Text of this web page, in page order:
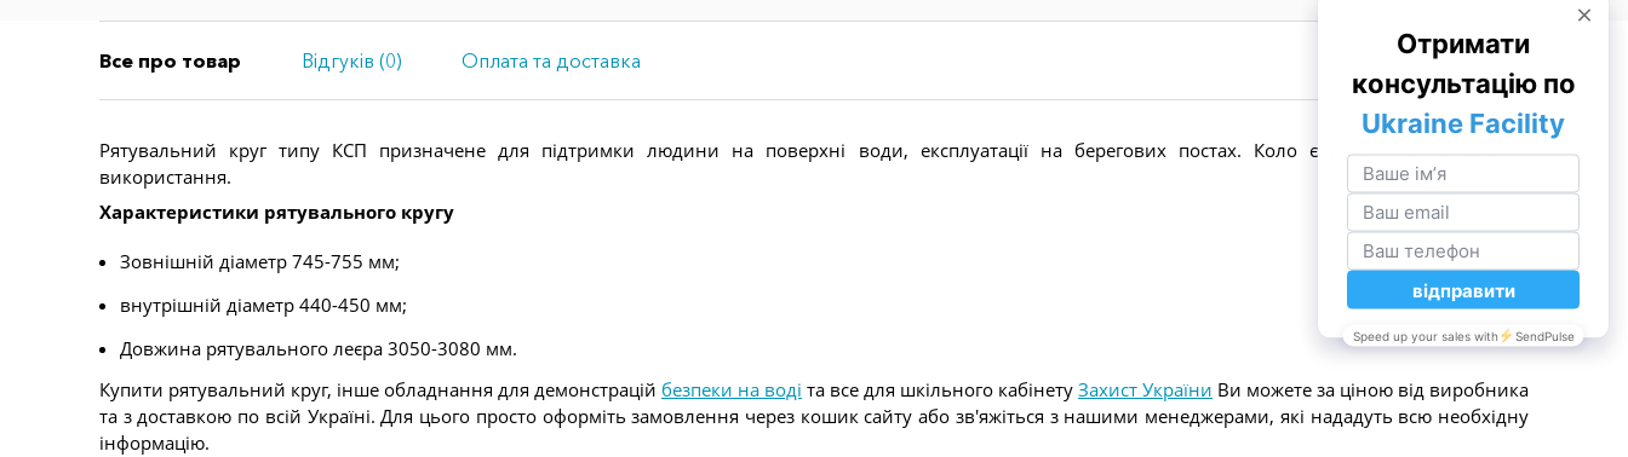
Все про товар Відгуків (0) Оплата та доставка
Рятувальний круг типу КСП призначене для підтримки людини на поверхні води, експлуатації на берегових постах. Коло є виріб багаторазового
використання.
Характеристики рятувального кругу
Зовнішній діаметр 745-755 мм;
внутрішній діаметр 440-450 мм;
Довжина рятувального леєра 3050-3080 мм.
Купити рятувальний круг, інше обладнання для демонстрацій безпеки на воді та все для шкільного кабінету Захист України Ви можете за ціною від виробника
та з доставкою по всій Україні. Для цього просто оформіть замовлення через кошик сайту або зв'яжіться з нашими менеджерами, які нададуть всю необхідну
інформацію.